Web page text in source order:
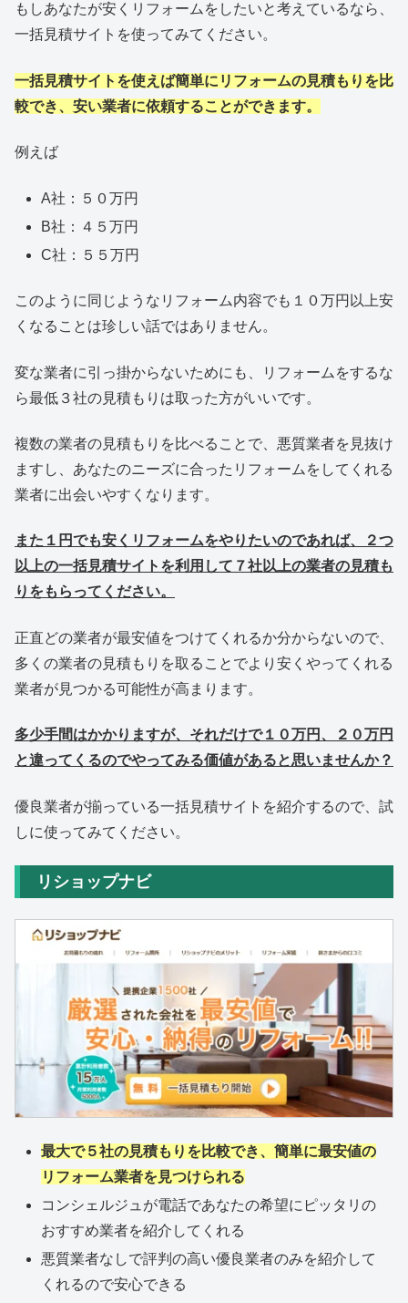
もしあなたが安くリフォームをしたいと考えているなら、
一括見積サイトを使ってみてください。
一括見積サイトを使えば簡単にリフォームの見積もりを比
較でき、安い業者に依頼することができます。
例えば
A社：５０万円
B社：４５万円
C社：５５万円
このように同じようなリフォーム内容でも１０万円以上安
くなることは珍しい話ではありません。
変な業者に引っ掛からないためにも、リフォームをするな
ら最低３社の見積もりは取った方がいいです。
複数の業者の見積もりを比べることで、悪質業者を見抜け
ますし、あなたのニーズに合ったリフォームをしてくれる
業者に出会いやすくなります。
また１円でも安くリフォームをやりたいのであれば、２つ
以上の一括見積サイトを利用して７社以上の業者の見積も
りをもらってください。
正直どの業者が最安値をつけてくれるか分からないので、
多くの業者の見積もりを取ることでより安くやってくれる
業者が見つかる可能性が高まります。
多少手間はかかりますが、それだけで１０万円、２０万円
と違ってくるのでやってみる価値があると思いませんか？
優良業者が揃っている一括見積サイトを紹介するので、試
しに使ってみてください。
リショップナビ
最大で５社の見積もりを比較でき、簡単に最安値の
リフォーム業者を見つけられる
コンシェルジュが電話であなたの希望にピッタリの
おすすめ業者を紹介してくれる
悪質業者なしで評判の高い優良業者のみを紹介して
くれるので安心できる